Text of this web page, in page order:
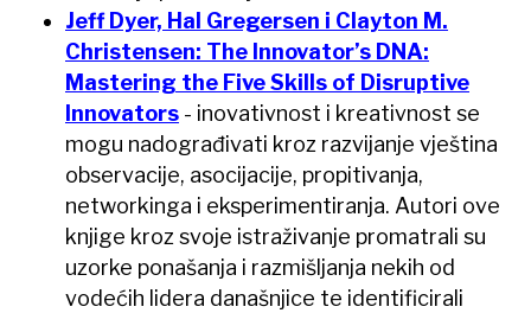
Jeff Dyer, Hal Gregersen i Clayton M.
Christensen: The Innovator’s DNA:
Mastering the Five Skills of Disruptive
Innovators - inovativnost i kreativnost se
mogu nadograđivati kroz razvijanje vještina
observacije, asocijacije, propitivanja,
networkinga i eksperimentiranja. Autori ove
knjige kroz svoje istraživanje promatrali su
uzorke ponašanja i razmišljanja nekih od
vodećih lidera današnjice te identificirali